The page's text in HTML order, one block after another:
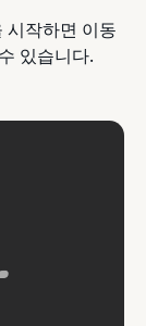
시작하면 이동
있습니다.